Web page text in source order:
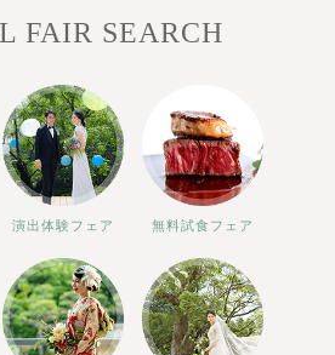
FAIR SEARCH
演出体験フェア 無料試食フェア